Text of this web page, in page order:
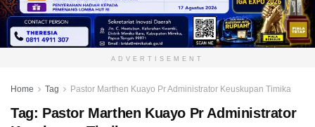
ADVERTISEMENT
Home Tag Pastor Marthen Kuayo Pr Administrator Keuskupan Timika
Tag: Pastor Marthen Kuayo Pr Administrator